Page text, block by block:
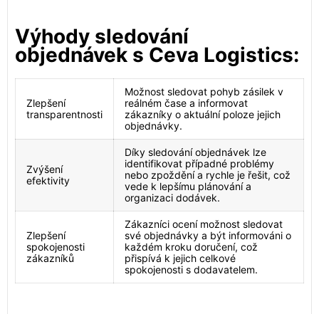
Výhody sledování
objednávek s Ceva Logistics:
Zlepšení
transparentnosti
Možnost sledovat pohyb zásilek v
reálném čase a informovat
zákazníky o aktuální poloze jejich
objednávky.
Zvýšení
efektivity
Díky sledování objednávek lze
identifikovat případné problémy
nebo zpoždění a rychle je řešit, což
vede k lepšímu plánování a
organizaci dodávek.
Zlepšení
spokojenosti
zákazníků
Zákazníci ocení možnost sledovat
své objednávky a být informováni o
každém kroku doručení, což
přispívá k jejich celkové
spokojenosti s dodavatelem.